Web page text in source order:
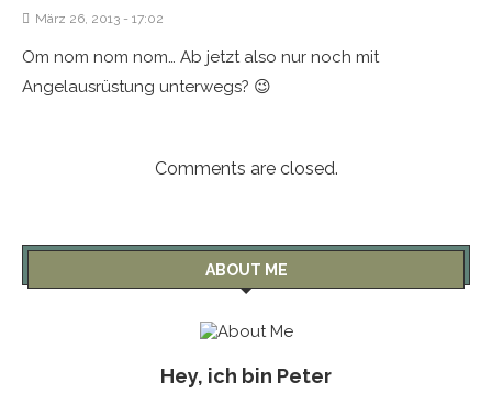
März 26, 2013 - 17:02
Om nom nom nom… Ab jetzt also nur noch mit
Angelausrüstung unterwegs? 😉
Comments are closed.
ABOUT ME
Hey, ich bin Peter